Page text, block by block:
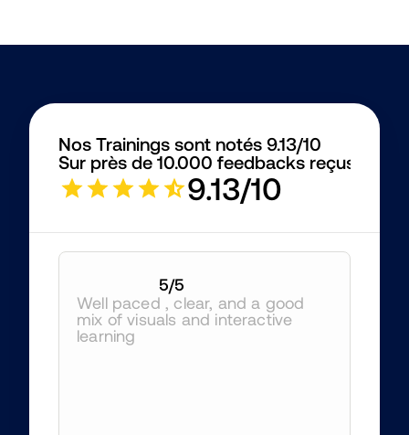
Nos Trainings sont notés 9.13/10
Sur près de 10.000 feedbacks reçus
9.13/10
5/5
Well paced , clear, and a good
mix of visuals and interactive
learning